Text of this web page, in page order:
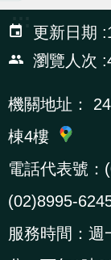
站
資
料
放
宣
檢
舉
:::
更新日期
瀏覽人次
機關地址：
棟4樓
電話代表號：
(02)8995-
服務時間：